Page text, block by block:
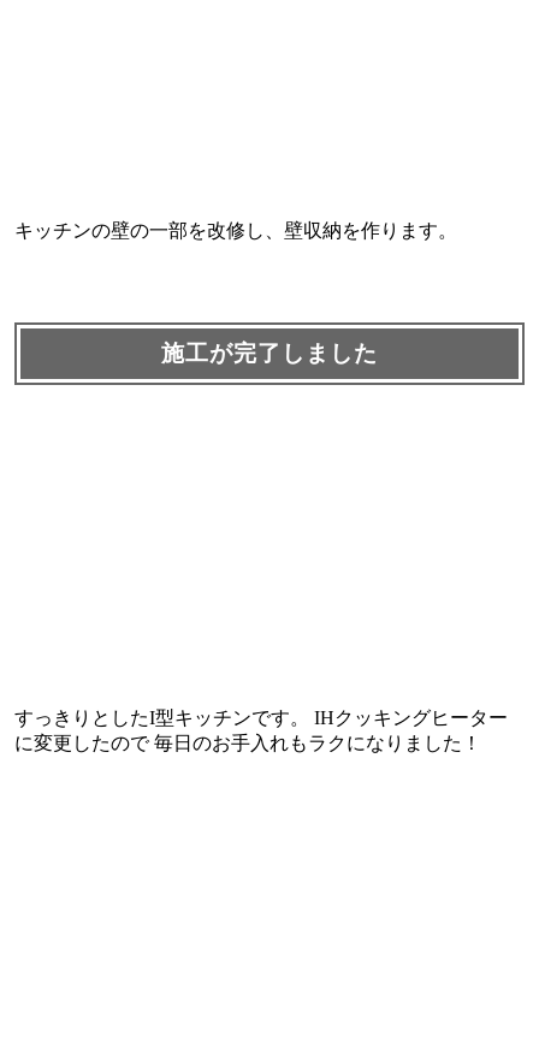
キッチンの壁の一部を改修し、壁収納を作ります。
施工が完了しました
すっきりとしたI型キッチンです。 IHクッキングヒーター
に変更したので 毎日のお手入れもラクになりました！